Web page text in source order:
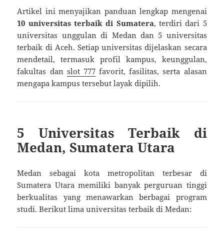
Artikel ini menyajikan panduan lengkap mengenai
10 universitas terbaik di Sumatera, terdiri dari 5
universitas unggulan di Medan dan 5 universitas
terbaik di Aceh. Setiap universitas dijelaskan secara
mendetail, termasuk profil kampus, keunggulan,
fakultas dan slot 777favorit, fasilitas, serta alasan
mengapa kampus tersebut layak dipilih.
5 Universitas Terbaik di
Medan, Sumatera Utara
Medan sebagai kota metropolitan terbesar di
Sumatera Utara memiliki banyak perguruan tinggi
berkualitas yang menawarkan berbagai program
studi. Berikut lima universitas terbaik di Medan: